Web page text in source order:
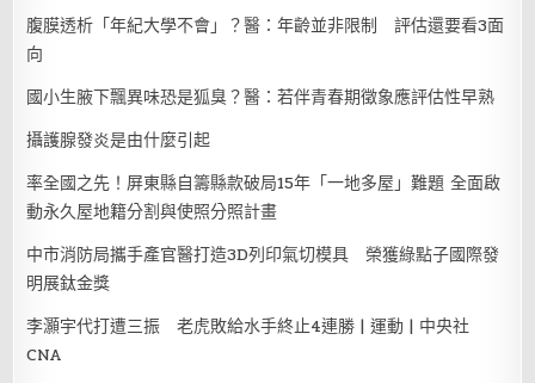
腹膜透析「年紀大學不會」？醫：年齡並非限制 評估還要看3面
向
國小生腋下飄異味恐是狐臭？醫：若伴青春期徵象應評估性早熟
攝護腺發炎是由什麼引起
率全國之先！屏東縣自籌縣款破局15年「一地多屋」難題 全面啟
動永久屋地籍分割與使照分照計畫
中市消防局攜手產官醫打造3D列印氣切模具 榮獲綠點子國際發
明展鈦金獎
李灝宇代打遭三振 老虎敗給水手終止4連勝 | 運動 | 中央社
CNA